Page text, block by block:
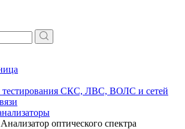
тестирования СКС, ЛВС, ВОЛС и сетей
оптического спектра